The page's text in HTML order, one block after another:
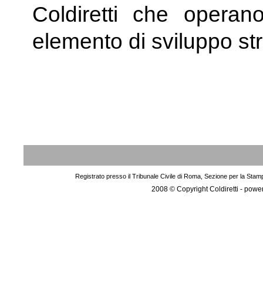
Coldiretti che
elemento di sviluppo
Registrato presso il Tribunale Civile di Roma, Sezione per la
2008 © Copyright Coldiretti -